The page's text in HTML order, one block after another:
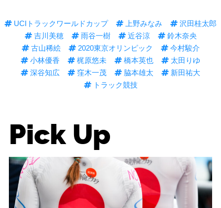
UCIトラックワールドカップ 上野みなみ
沢田桂太郎
吉川美穂
雨谷一樹 近谷涼
鈴木奈央
古山稀絵
2020東京オリンピック
今村駿介
小林優香
梶原悠未 橋本英也
太田りゆ
深谷知広
窪木一茂 脇本雄太
新田祐大
トラック競技
Pick Up